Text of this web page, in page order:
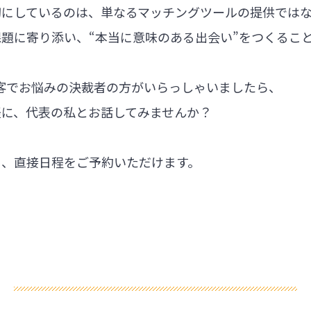
しているのは、単なるマッチングツールの提供では
に寄り添い、“本当に意味のある出会い”をつくるこ
お悩みの決裁者の方がいらっしゃいましたら、
、代表の私とお話してみませんか？
直接日程をご予約いただけます。